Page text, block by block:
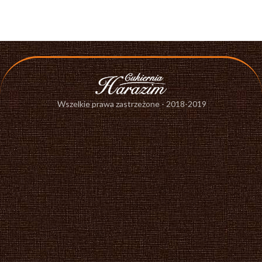
Wszelkie prawa zastrzeżone - 2018-2019